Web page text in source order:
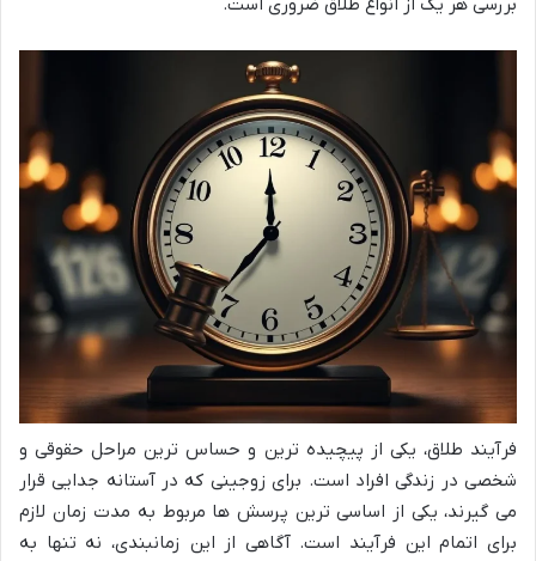
بررسی هر یک از انواع طلاق ضروری است.
فرآیند طلاق، یکی از پیچیده ترین و حساس ترین مراحل حقوقی و
شخصی در زندگی افراد است. برای زوجینی که در آستانه جدایی قرار
می گیرند، یکی از اساسی ترین پرسش ها مربوط به مدت زمان لازم
برای اتمام این فرآیند است. آگاهی از این زمانبندی، نه تنها به